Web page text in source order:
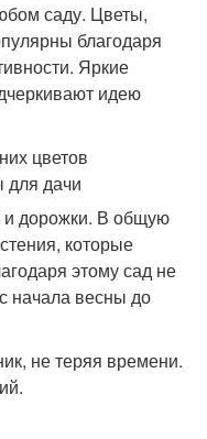
саду. Цветы,
благодаря
Яркие
идею
дорожки. В общую
которые
этому сад не
начала весны до
не теряя времени.